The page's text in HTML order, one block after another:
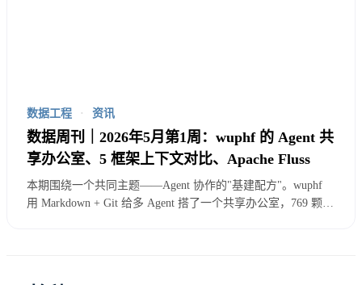
数据工程 · 资讯
数据周刊｜2026年5月第1周：wuphf 的 Agent 共
享办公室、5 框架上下文对比、Apache Fluss
本期围绕一个共同主题——Agent 协作的"基建配方"。wuphf
用 Markdown + Git 给多 Agent 搭了一个共享办公室，769 颗